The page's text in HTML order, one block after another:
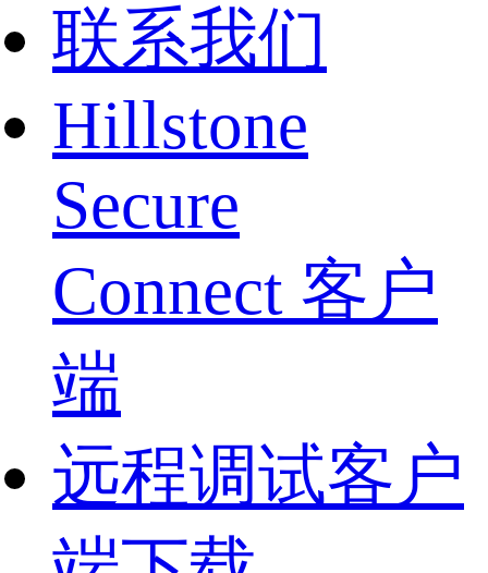
联系我们
Hillstone
Secure
Connect 客户
端
远程调试客户